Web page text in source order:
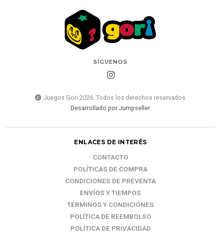
SÍGUENOS
Juegos Gori 2026. Todos los derechos reservados.
Desarrollado por Jumpseller.
ENLACES DE INTERÉS
CONTACTO
POLÍTICAS DE COMPRA
CONDICIONES DE PREVENTA
ENVÍOS Y TIEMPOS
TÉRMINOS Y CONDICIONES
POLÍTICA DE REEMBOLSO
POLÍTICA DE PRIVACIDAD